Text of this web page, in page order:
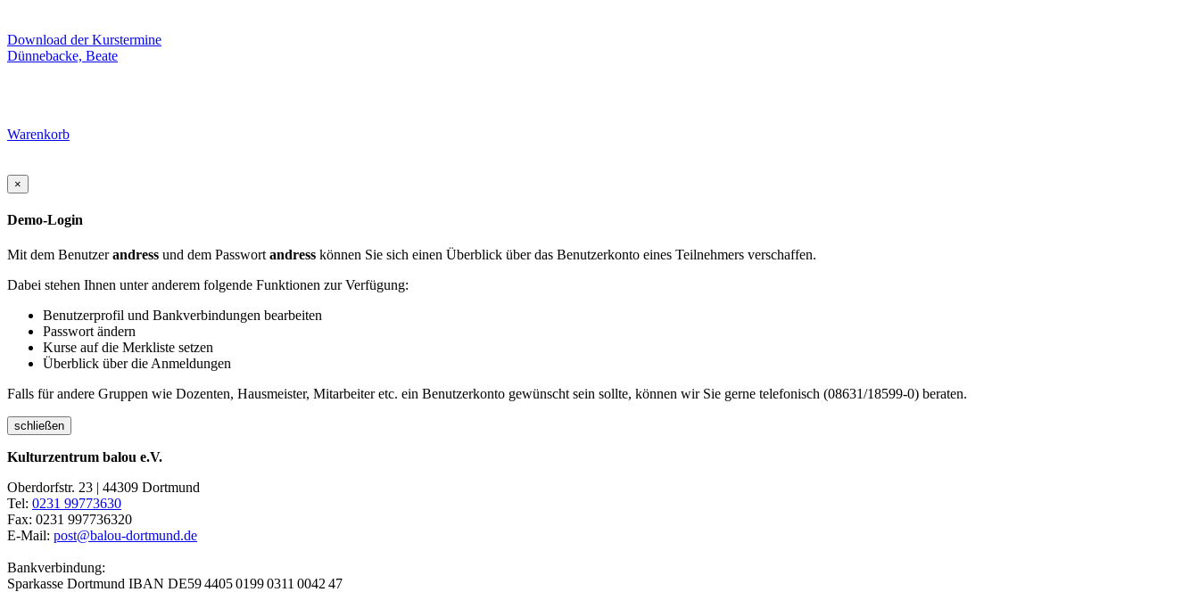
Download der Kurstermine
Dünnebacke, Beate
Warenkorb
×
Demo-Login
Mit dem Benutzerandress und dem Passwort andress können Sie sich einen Überblick über das Benutzerkonto eines Teilnehmers verschaffen.
Dabei stehen Ihnen unter anderem folgende Funktionen zur Verfügung:
Benutzerprofil und Bankverbindungen bearbeiten
Passwort ändern
Kurse auf die Merkliste setzen
Überblick über die Anmeldungen
Falls für andere Gruppen wie Dozenten, Hausmeister, Mitarbeiter etc. ein Benutzerkonto gewünscht sein sollte, können wir Sie gerne telefonisch (08631/18599-0) beraten.
schließen
Kulturzentrum balou e.V.
Oberdorfstr. 23 | 44309 Dortmund
Tel: 0231 99773630
Fax: 0231 997736320
E-Mail: post@balou-dortmund.de
Bankverbindung:
Sparkasse Dortmund IBAN DE59 4405 0199 0311 0042 47